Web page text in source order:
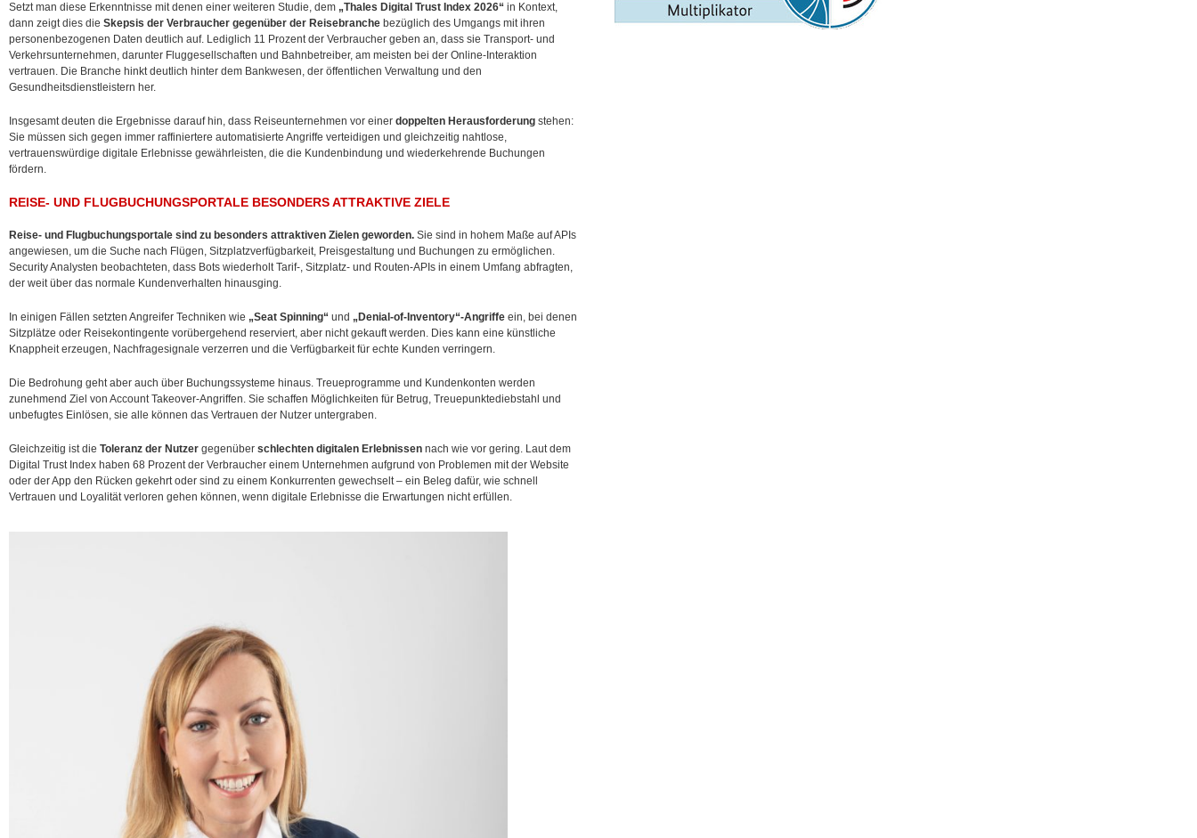
Setzt man diese Erkenntnisse mit denen einer weiteren Studie, dem „Thales Digital Trust Index 2026“ in Kontext,
dann zeigt dies die Skepsis der Verbraucher gegenüber der Reisebranche bezüglich des Umgangs mit ihren
personenbezogenen Daten deutlich auf. Lediglich 11 Prozent der Verbraucher geben an, dass sie Transport- und
Verkehrsunternehmen, darunter Fluggesellschaften und Bahnbetreiber, am meisten bei der Online-Interaktion
vertrauen. Die Branche hinkt deutlich hinter dem Bankwesen, der öffentlichen Verwaltung und den
Gesundheitsdienstleistern her.
Insgesamt deuten die Ergebnisse darauf hin, dass Reiseunternehmen vor einer doppelten Herausforderung stehen:
Sie müssen sich gegen immer raffiniertere automatisierte Angriffe verteidigen und gleichzeitig nahtlose,
vertrauenswürdige digitale Erlebnisse gewährleisten, die die Kundenbindung und wiederkehrende Buchungen
fördern.
REISE- UND FLUGBUCHUNGSPORTALE BESONDERS ATTRAKTIVE ZIELE
Reise- und Flugbuchungsportale sind zu besonders attraktiven Zielen geworden. Sie sind in hohem Maße auf APIs
angewiesen, um die Suche nach Flügen, Sitzplatzverfügbarkeit, Preisgestaltung und Buchungen zu ermöglichen.
Security Analysten beobachteten, dass Bots wiederholt Tarif-, Sitzplatz- und Routen-APIs in einem Umfang abfragten,
der weit über das normale Kundenverhalten hinausging.
In einigen Fällen setzten Angreifer Techniken wie „Seat Spinning“ und „Denial-of-Inventory“-Angriffe ein, bei denen
Sitzplätze oder Reisekontingente vorübergehend reserviert, aber nicht gekauft werden. Dies kann eine künstliche
Knappheit erzeugen, Nachfragesignale verzerren und die Verfügbarkeit für echte Kunden verringern.
Die Bedrohung geht aber auch über Buchungssysteme hinaus. Treueprogramme und Kundenkonten werden
zunehmend Ziel von Account Takeover-Angriffen. Sie schaffen Möglichkeiten für Betrug, Treuepunktediebstahl und
unbefugtes Einlösen, sie alle können das Vertrauen der Nutzer untergraben.
Gleichzeitig ist die Toleranz der Nutzer gegenüber schlechten digitalen Erlebnissen nach wie vor gering. Laut dem
Digital Trust Index haben 68 Prozent der Verbraucher einem Unternehmen aufgrund von Problemen mit der Website
oder der App den Rücken gekehrt oder sind zu einem Konkurrenten gewechselt – ein Beleg dafür, wie schnell
Vertrauen und Loyalität verloren gehen können, wenn digitale Erlebnisse die Erwartungen nicht erfüllen.